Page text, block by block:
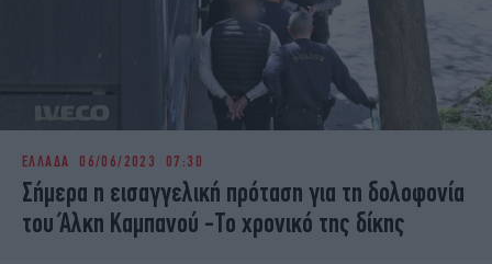
ΕΛΛΑΔΑ 06/06/2023 07:30
Σήμερα η εισαγγελική πρόταση για τη δολοφονία
του Άλκη Καμπανού -Το χρονικό της δίκης